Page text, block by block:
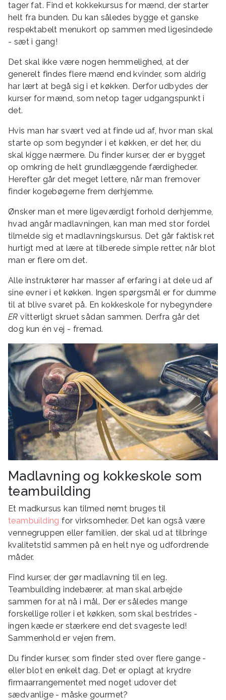
tager fat. Find et kokkekursus for mænd, der starter
helt fra bunden. Du kan således bygge et ganske
respektabelt menukort op sammen med ligesindede
- sæt i gang!
Det skal ikke være nogen hemmelighed, at der
generelt findes flere mænd end kvinder, som aldrig
har lært at begå sig i et køkken. Derfor udbydes der
kurser for mænd, som netop tager udgangspunkt i
det.
Hvis man har svært ved at finde ud af, hvor man skal
starte op som begynder i et køkken, er det her, du
skal kigge nærmere. Du finder kurser, der er bygget
op omkring de helt grundlæggende færdigheder.
Herefter går det meget lettere, når man fremover
finder kogebøgerne frem derhjemme.
Ønsker man et mere ligeværdigt forhold derhjemme,
hvad angår madlavningen, kan man med stor fordel
tilmelde sig et madlavningskursus. Det går faktisk ret
hurtigt med at lære at tilberede simple retter, når blot
man er flere om det.
Alle instruktører har masser af erfaring i at dele ud af
sine evner i et køkken. Ingen spørgsmål er for dumme
til at blive svaret på. En kokkeskole for nybegyndere
ER vitterligt skruet sådan sammen. Derfra går det
dog kun én vej - fremad.
Madlavning og kokkeskole som
teambuilding
Et madkursus kan tilmed nemt bruges til
teambuilding for virksomheder. Det kan også være
vennegruppen eller familien, der skal ud at tilbringe
kvalitetstid sammen på en helt nye og udfordrende
måder.
Find kurser, der gør madlavning til en leg.
Teambuilding indebærer, at man skal arbejde
sammen for at nå i mål. Der er således mange
forskellige roller i et køkken, som skal bestrides -
ingen kæde er stærkere end det svageste led!
Sammenhold er vejen frem.
Du finder kurser, som finder sted over flere gange -
eller blot en enkelt dag. Det er oplagt at krydre
firmaarrangementet med noget udover det
sædvanlige - måske gourmet?